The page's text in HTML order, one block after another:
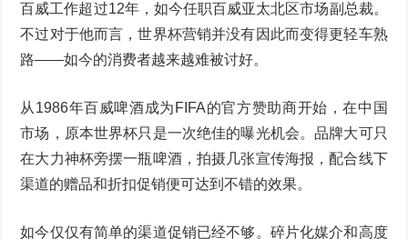
百威工作超过12年，如今任职百威亚太北区市场副总裁。
不过对于他而言，世界杯营销并没有因此而变得更轻车熟
路——如今的消费者越来越难被讨好。
从1986年百威啤酒成为FIFA的官方赞助商开始，在中国
市场，原本世界杯只是一次绝佳的曝光机会。品牌大可只
在大力神杯旁摆一瓶啤酒，拍摄几张宣传海报，配合线下
渠道的赠品和折扣促销便可达到不错的效果。
如今仅仅有简单的渠道促销已经不够。碎片化媒介和高度